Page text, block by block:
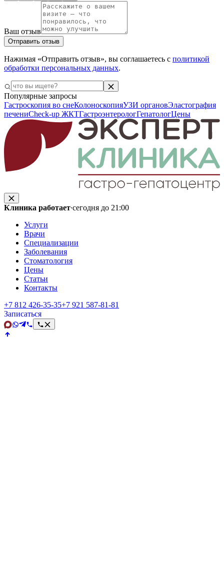
Ваш отзыв
Отправить отзыв
Нажимая «Отправить отзыв», вы соглашаетесь с политикой
обработки персональных данных.
Популярные запросы
Гастроскопия во снеКолоноскопияУЗИ органовЭластография
печениCheck-up ЖКТГастроэнтерологГепатологЦены
Клиника работает·сегодня до 21:00
Услуги
Врачи
Специализации
Заболевания
Стоматология
Цены
Статьи
Контакты
+7 812 426‑35‑35+7 921 587‑81‑81
Записаться